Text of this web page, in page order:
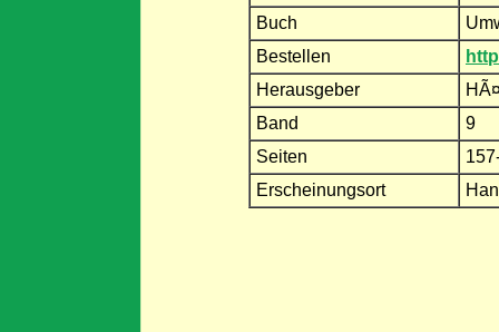
Buch
Bestellen
Herausgeber
Band
9
Seiten
Erscheinungsort